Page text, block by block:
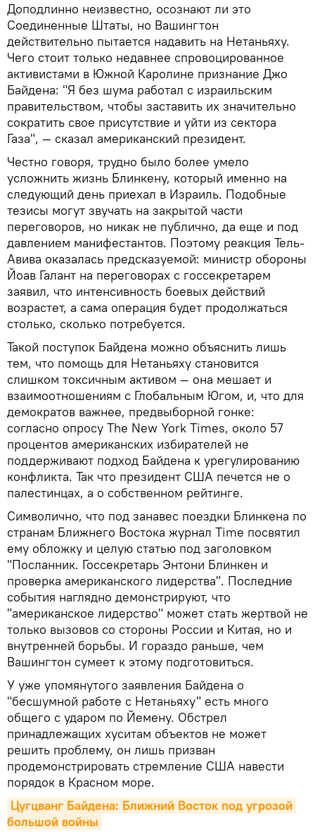
Доподлинно неизвестно, осознают ли это
Соединенные Штаты, но Вашингтон
действительно пытается надавить на Нетаньяху.
Чего стоит только недавнее спровоцированное
активистами в Южной Каролине признание Джо
Байдена: "Я без шума работал с израильским
правительством, чтобы заставить их значительно
сократить свое присутствие и уйти из сектора
Газа", — сказал американский президент.
Честно говоря, трудно было более умело
усложнить жизнь Блинкену, который именно на
следующий день приехал в Израиль. Подобные
тезисы могут звучать на закрытой части
переговоров, но никак не публично, да еще и под
давлением манифестантов. Поэтому реакция Тель-
Авива оказалась предсказуемой: министр обороны
Йоав Галант на переговорах с госсекретарем
заявил, что интенсивность боевых действий
возрастет, а сама операция будет продолжаться
столько, сколько потребуется.
Такой поступок Байдена можно объяснить лишь
тем, что помощь для Нетаньяху становится
слишком токсичным активом — она мешает и
взаимоотношениям с Глобальным Югом, и, что для
демократов важнее, предвыборной гонке:
согласно опросу The New York Times, около 57
процентов американских избирателей не
поддерживают подход Байдена к урегулированию
конфликта. Так что президент США печется не о
палестинцах, а о собственном рейтинге.
Символично, что под занавес поездки Блинкена по
странам Ближнего Востока журнал Time посвятил
ему обложку и целую статью под заголовком
"Посланник. Госсекретарь Энтони Блинкен и
проверка американского лидерства". Последние
события наглядно демонстрируют, что
"американское лидерство" может стать жертвой не
только вызовов со стороны России и Китая, но и
внутренней борьбы. И гораздо раньше, чем
Вашингтон сумеет к этому подготовиться.
У уже упомянутого заявления Байдена о
"бесшумной работе с Нетаньяху" есть много
общего с ударом по Йемену. Обстрел
принадлежащих хуситам объектов не может
решить проблему, он лишь призван
продемонстрировать стремление США навести
порядок в Красном море.
Цугцванг Байдена: Ближний Восток под угрозой
большой войны